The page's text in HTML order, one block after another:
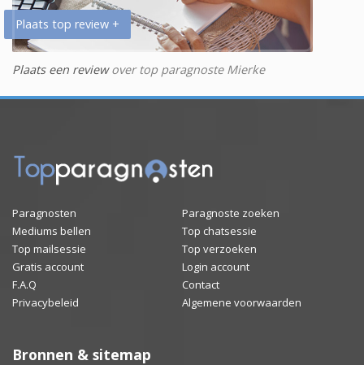
Plaats top review +
Plaats een reviewover top paragnoste Mierke
Paragnosten
Paragnoste zoeken
Mediums bellen
Top chatsessie
Top mailsessie
Top verzoeken
Gratis account
Login account
F.A.Q
Contact
Privacybeleid
Algemene voorwaarden
Bronnen & sitemap